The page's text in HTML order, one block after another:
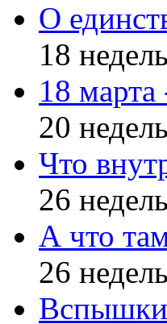
О
18
18
20
Что
26
А что
26